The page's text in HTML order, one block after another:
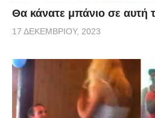
Θα κάνατε μπάνιο σε αυτή
17 ΔΕΚΕΜΒΡΊΟΥ, 2023